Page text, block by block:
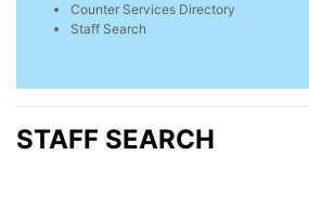
Counter Services Directory
Staff Search
STAFF SEARCH